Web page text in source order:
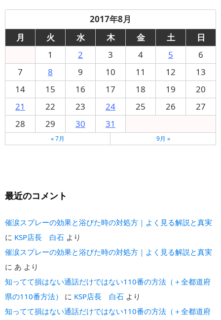
2017年8月
月
火 水 木 金 土
日
1
2 3 4 5
6
7
8 9 10 11 12
13
14
15 16 17 18 19
20
21
22 23 24 25 26
27
28
29 30 31
« 7月 9月 »
最近のコメント
催涙スプレーの効果と浴びた時の対処方｜よく見る解説と真実
に KSP店長 白石 より
催涙スプレーの効果と浴びた時の対処方｜よく見る解説と真実
に あ より
知ってて損はない通話だけではない110番の方法（＋全都道府
県の110番方法）
に KSP店長 白石 より
知ってて損はない通話だけではない110番の方法（＋全都道府